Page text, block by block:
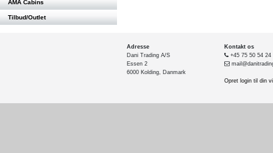
AMA Cabins
Tilbud/Outlet
Adresse
Dani Trading A/S
Essen 2
6000 Kolding, Danmark
Kontakt os
+45 75 50 54 24
Opret login til din